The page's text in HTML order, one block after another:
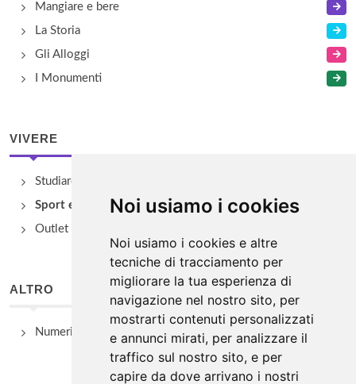
Noi usiamo i cookies
Noi usiamo i cookies e altre
tecniche di tracciamento per
migliorare la tua esperienza di
navigazione nel nostro sito, per
mostrarti contenuti personalizzati
e annunci mirati, per analizzare il
traffico sul nostro sito, e per
capire da dove arrivano i nostri
Mangiare e bere
La Storia
Gli Alloggi
I Monumenti
VIVERE
Studiare
Sport e Benessere
Outlet e spacci aziendali
ALTRO
Numeri Utili